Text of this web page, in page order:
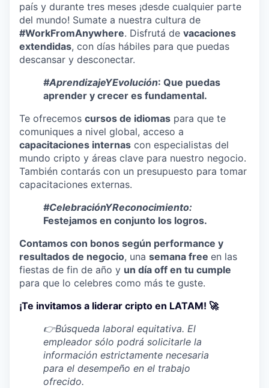
país y durante tres meses ¡desde cualquier parte
del mundo! Sumate a nuestra cultura de
#WorkFromAnywhere. Disfrutá de vacaciones
extendidas, con días hábiles para que puedas
descansar y desconectar.
#AprendizajeYEvolución: Que puedas
aprender y crecer es fundamental.
Te ofrecemos cursos de idiomas para que te
comuniques a nivel global, acceso a
capacitaciones internas con especialistas del
mundo cripto y áreas clave para nuestro negocio.
También contarás con un presupuesto para tomar
capacitaciones externas.
#CelebraciónYReconocimiento:
Festejamos en conjunto los logros.
Contamos con bonos según performance y
resultados de negocio, una semana free en las
fiestas de fin de año y un día off en tu cumple
para que lo celebres como más te guste.
¡Te invitamos a liderar cripto en LATAM! 🚀
👉Búsqueda laboral equitativa. El
empleador sólo podrá solicitarle la
información estrictamente necesaria
para el desempeño en el trabajo
ofrecido.